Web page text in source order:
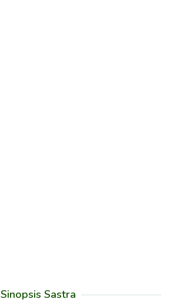
Sinopsis Sastra